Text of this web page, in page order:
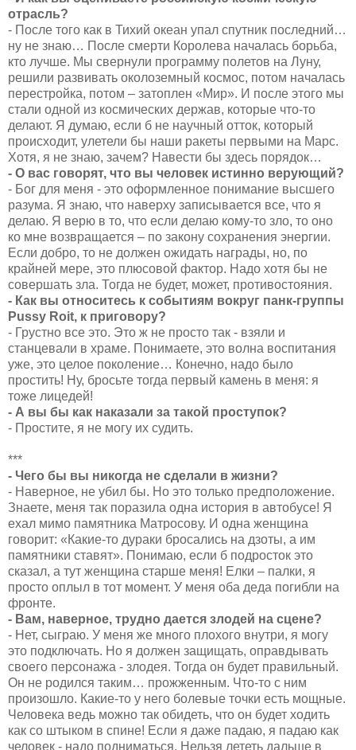
отрасль?
- После того как в Тихий океан упал спутник последний…
ну не знаю… После смерти Королева началась борьба,
кто лучше. Мы свернули программу полетов на Луну,
решили развивать околоземный космос, потом началась
перестройка, потом – затоплен «Мир». И после этого мы
стали одной из космических держав, которые что-то
делают. Я думаю, если б не научный отток, который
происходит, улетели бы наши ракеты первыми на Марс.
Хотя, я не знаю, зачем? Навести бы здесь порядок…
- О вас говорят, что вы человек истинно верующий?
- Бог для меня - это оформленное понимание высшего
разума. Я знаю, что наверху записывается все, что я
делаю. Я верю в то, что если делаю кому-то зло, то оно
ко мне возвращается – по закону сохранения энергии.
Если добро, то не должен ожидать награды, но, по
крайней мере, это плюсовой фактор. Надо хотя бы не
совершать зла. Тогда не будет, может, противостояния.
- Как вы относитесь к событиям вокруг панк-группы
Pussy Roit, к приговору?
- Грустно все это. Это ж не просто так - взяли и
станцевали в храме. Понимаете, это волна воспитания
уже, это целое поколение… Конечно, надо было
простить! Ну, бросьте тогда первый камень в меня: я
тоже лицедей!
- А вы бы как наказали за такой проступок?
- Простите, я не могу их судить.
***
- Чего бы вы никогда не сделали в жизни?
- Наверное, не убил бы. Но это только предположение.
Знаете, меня так поразила одна история в автобусе! Я
ехал мимо памятника Матросову. И одна женщина
говорит: «Какие-то дураки бросались на дзоты, а им
памятники ставят». Понимаю, если б подросток это
сказал, а тут женщина старше меня! Елки – палки, я
просто оплыл в тот момент. У меня оба деда погибли на
фронте.
- Вам, наверное, трудно дается злодей на сцене?
- Нет, сыграю. У меня же много плохого внутри, я могу
это подключать. Но я должен защищать, оправдывать
своего персонажа - злодея. Тогда он будет правильный.
Он не родился таким… прожженным. Что-то с ним
произошло. Какие-то у него болевые точки есть мощные.
Человека ведь можно так обидеть, что он будет ходить
как со штыком в спине! Если я даже падаю, я падаю как
человек - надо подниматься. Нельзя лететь дальше в